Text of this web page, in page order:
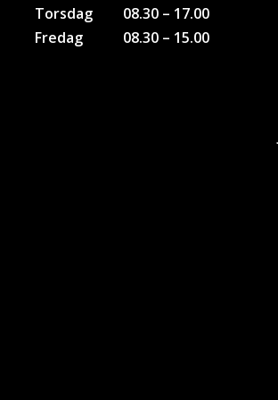
Torsdag
08.30 – 17.00
Fredag
08.30 – 15.00